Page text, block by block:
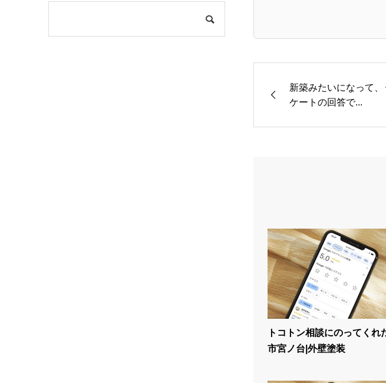
新築みたいになって
ケートの回答で...
トコトン相談にのってくれ
市宮ノ台|外壁塗装